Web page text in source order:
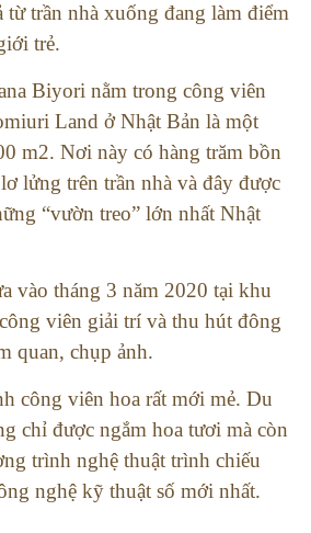
từ trần nhà xuống đang làm điểm
trẻ.
Biyori nằm trong công viên
Land ở Nhật Bản là một
m2. Nơi này có hàng trăm bồn
lửng trên trần nhà và đây được
“vườn treo” lớn nhất Nhật
vào tháng 3 năm 2020 tại khu
viên giải trí và thu hút đông
quan, chụp ảnh.
công viên hoa rất mới mẻ. Du
chỉ được ngắm hoa tươi mà còn
trình nghệ thuật trình chiếu
nghệ kỹ thuật số mới nhất.